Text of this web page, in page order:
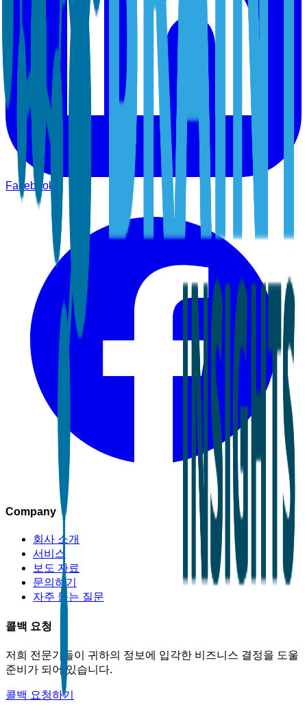
Facebook
Company
회사 소개
서비스
보도 자료
문의하기
자주 묻는 질문
콜백 요청
저희 전문가들이 귀하의 정보에 입각한 비즈니스 결정을 도울
준비가 되어 있습니다.
콜백 요청하기